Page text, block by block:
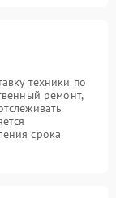
техники по
ремонт,
срока